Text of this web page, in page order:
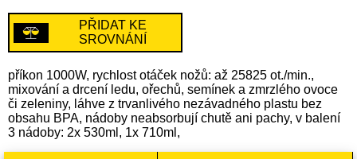
PŘIDAT KE
SROVNÁNÍ
příkon 1000W, rychlost otáček nožů: až 25825 ot./min.,
mixování a drcení ledu, ořechů, semínek a zmrzlého ovoce
či zeleniny, láhve z trvanlivého nezávadného plastu bez
obsahu BPA, nádoby neabsorbují chutě ani pachy, v balení
3 nádoby: 2x 530ml, 1x 710ml,